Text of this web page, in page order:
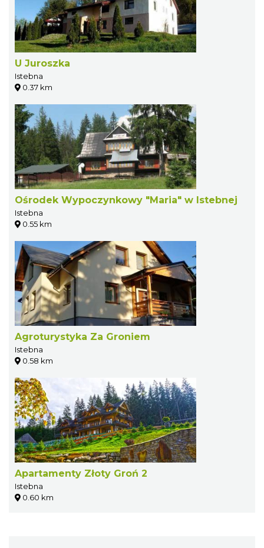
U Juroszka
Istebna
0.37 km
Ośrodek Wypoczynkowy "Maria" w Istebnej
Istebna
0.55 km
Agroturystyka Za Groniem
Istebna
0.58 km
Apartamenty Złoty Groń 2
Istebna
0.60 km